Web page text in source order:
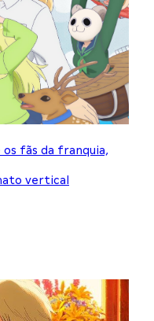
os fãs da franquia,
vertical